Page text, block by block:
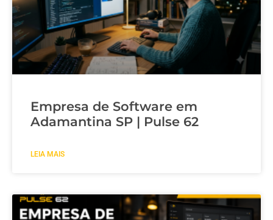
Empresa de Software em
Adamantina SP | Pulse 62
LEIA MAIS